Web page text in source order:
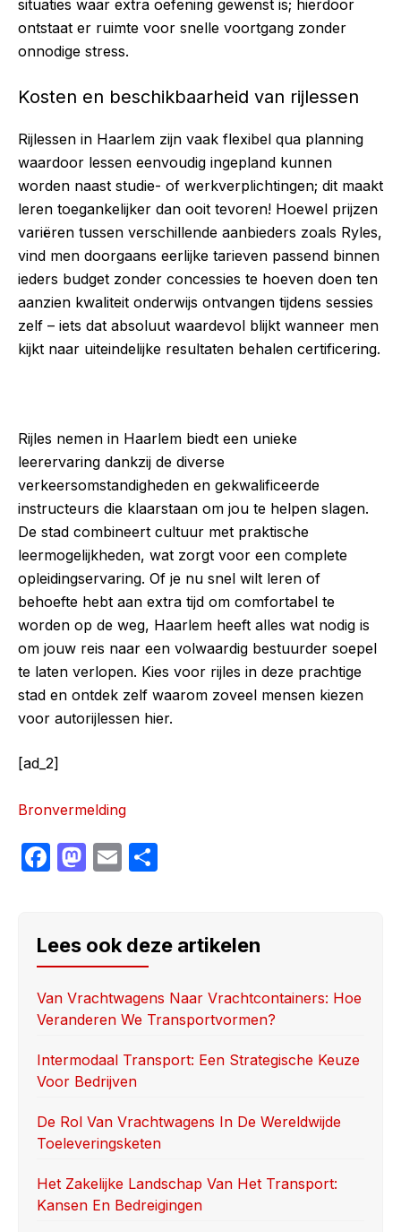
situaties waar extra oefening gewenst is; hierdoor
ontstaat er ruimte voor snelle voortgang zonder
onnodige stress.
Kosten en beschikbaarheid van rijlessen
Rijlessen in Haarlem zijn vaak flexibel qua planning
waardoor lessen eenvoudig ingepland kunnen
worden naast studie- of werkverplichtingen; dit maakt
leren toegankelijker dan ooit tevoren! Hoewel prijzen
variëren tussen verschillende aanbieders zoals Ryles,
vind men doorgaans eerlijke tarieven passend binnen
ieders budget zonder concessies te hoeven doen ten
aanzien kwaliteit onderwijs ontvangen tijdens sessies
zelf – iets dat absoluut waardevol blijkt wanneer men
kijkt naar uiteindelijke resultaten behalen certificering.
Rijles nemen in Haarlem biedt een unieke
leerervaring dankzij de diverse
verkeersomstandigheden en gekwalificeerde
instructeurs die klaarstaan om jou te helpen slagen.
De stad combineert cultuur met praktische
leermogelijkheden, wat zorgt voor een complete
opleidingservaring. Of je nu snel wilt leren of
behoefte hebt aan extra tijd om comfortabel te
worden op de weg, Haarlem heeft alles wat nodig is
om jouw reis naar een volwaardig bestuurder soepel
te laten verlopen. Kies voor rijles in deze prachtige
stad en ontdek zelf waarom zoveel mensen kiezen
voor autorijlessen hier.
[ad_2]
Bronvermelding
F
e
b
o
o
k
M
o
d
o
n
E
e
Lees ook deze artikelen
Van Vrachtwagens Naar Vrachtcontainers: Hoe
Veranderen We Transportvormen?
Intermodaal Transport: Een Strategische Keuze
Voor Bedrijven
De Rol Van Vrachtwagens In De Wereldwijde
Toeleveringsketen
Het Zakelijke Landschap Van Het Transport:
Kansen En Bedreigingen